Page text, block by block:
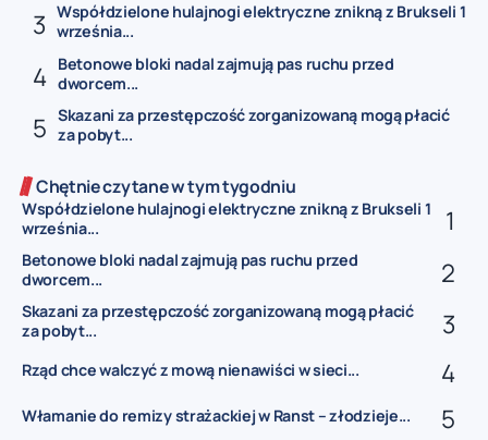
Współdzielone hulajnogi elektryczne znikną z Brukseli 1
września...
Betonowe bloki nadal zajmują pas ruchu przed
dworcem...
Skazani za przestępczość zorganizowaną mogą płacić
za pobyt...
Chętnie czytane w tym tygodniu
Współdzielone hulajnogi elektryczne znikną z Brukseli 1
września...
Betonowe bloki nadal zajmują pas ruchu przed
dworcem...
Skazani za przestępczość zorganizowaną mogą płacić
za pobyt...
Rząd chce walczyć z mową nienawiści w sieci...
Włamanie do remizy strażackiej w Ranst – złodzieje...